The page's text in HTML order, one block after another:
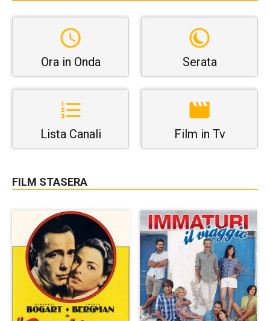
Ora in Onda Serata
Lista Canali Film in Tv
FILM STASERA